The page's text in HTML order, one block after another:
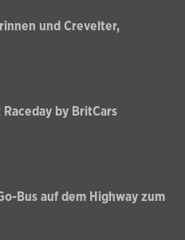
und Crevelter,
Raceday by BritCars
Bus auf dem Highway zum